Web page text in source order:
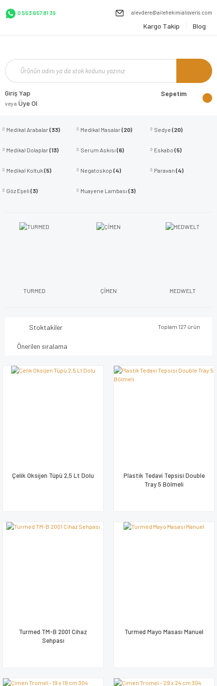
0 553 657 81 39 alevdere@ailehekimialisveris.com
Kargo Takip Blog
Giriş Yap
veya Üye Ol
Sepetim
Medikal Arabalar(33) Medikal Masalar(20) Sedye(20)
Medikal Dolaplar(13) Serum Askısı (6) Eskabo(5)
Medikal Koltuk(5) Negatoskop (4) Paravan(4)
Göz Eşeli (3) Muayene Lambası (3)
TURMED ÇİMEN MEDWELT
Stoktakiler Toplam 127 ürün
Çelik Oksijen Tüpü 2,5 Lt Dolu
Plastik Tedavi Tepsisi Double
Tray 5 Bölmeli
Turmed TM-B 2001 Cihaz
Sehpası
Turmed Mayo Masası Manuel